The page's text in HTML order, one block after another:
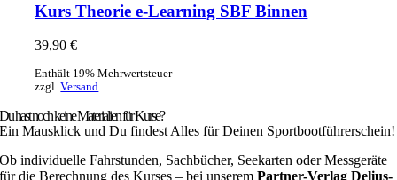
Kurs Theorie e-Learning SBF Binnen
39,90€
Enthält 19% Mehrwertsteuer
zzgl.Versand
Du hast noch keine Materialien für Kurse?
Ein Mausklick und Du findest Alles für Deinen Sportbootführerschein!
Ob individuelle Fahrstunden, Sachbücher, Seekarten oder Messgeräte
für die Berechnung des Kurses – bei unseremPartner-Verlag Delius-